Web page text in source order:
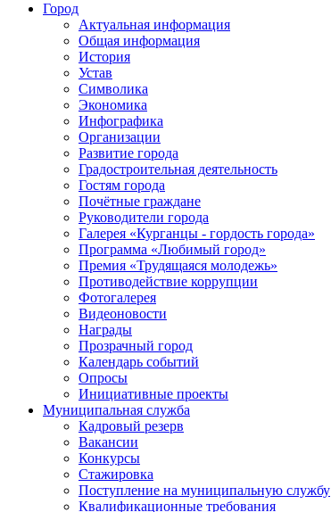
Город
Актуальная информация
Общая информация
История
Устав
Символика
Экономика
Инфографика
Организации
Развитие города
Градостроительная деятельность
Гостям города
Почётные граждане
Руководители города
Галерея «Курганцы - гордость города»
Программа «Любимый город»
Премия «Трудящаяся молодежь»
Противодействие коррупции
Фотогалерея
Видеоновости
Награды
Прозрачный город
Календарь событий
Опросы
Инициативные проекты
Муниципальная служба
Кадровый резерв
Вакансии
Конкурсы
Стажировка
Поступление на муниципальную службу
Квалификационные требования